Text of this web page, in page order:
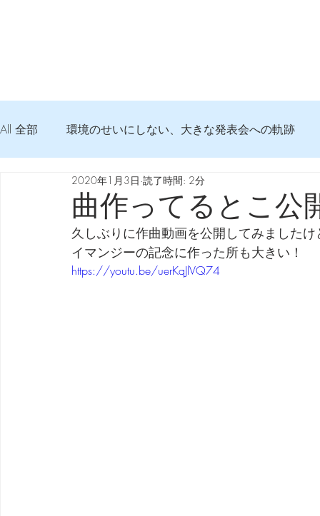
All 全部 環境のせいにしない、大きな発表会への軌跡
弦交換の記録 DTM 始める 知っておきたいコト
Imanjy Studio 使われているモノ 食べんじーの美味
曲作ってるとこ公
2020年1月3日 読了時間: 2分
久しぶりに作曲動画を公開してみました
イマンジーの記念に作った所も大きい！
https://youtu.be/uerKqJlVQ74